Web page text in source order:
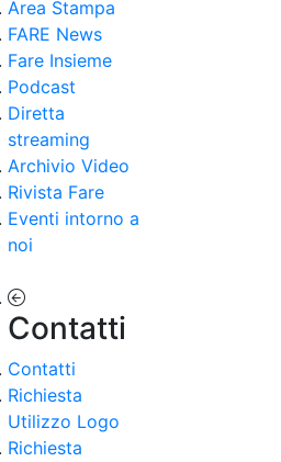
Area Stampa
FARE News
Fare Insieme
Podcast
Diretta
streaming
Archivio Video
Rivista Fare
Eventi intorno a
noi
Contatti
Contatti
Richiesta
Utilizzo Logo
Richiesta